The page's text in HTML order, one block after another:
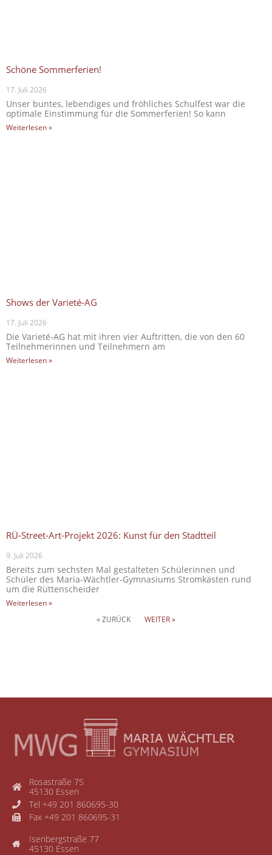
Schöne Sommerferien!
17. Juli 2026
Unser buntes, lebendiges und fröhliches Schulfest war die
optimale Einstimmung für die Sommerferien! So kann
Weiterlesen »
Shows der Varieté-AG
17. Juli 2026
Die Varieté-AG hat mit ihren vier Auftritten, die von den 60
Teilnehmerinnen und Teilnehmern am
Weiterlesen »
RÜ-Street-Art-Projekt 2026: Kunst für den Stadtteil
9. Juli 2026
Bereits zum sechsten Mal gestalteten Schülerinnen und
Schüler des Maria-Wächtler-Gymnasiums Stromkästen rund
um die Rüttenscheider
Weiterlesen »
« ZURÜCK
WEITER »
Rosastraße 75
45130 Essen
Tel +49 201 860695-30
Fax +49 201 860695-31
Isenbergstraße 77
45130 Essen